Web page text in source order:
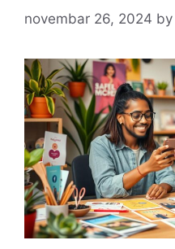
novembar 26, 2024 by